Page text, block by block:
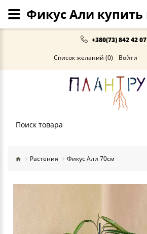
+380(73) 842 42 07
Список желаний (0) Войти
Растения Фикус Али 70см